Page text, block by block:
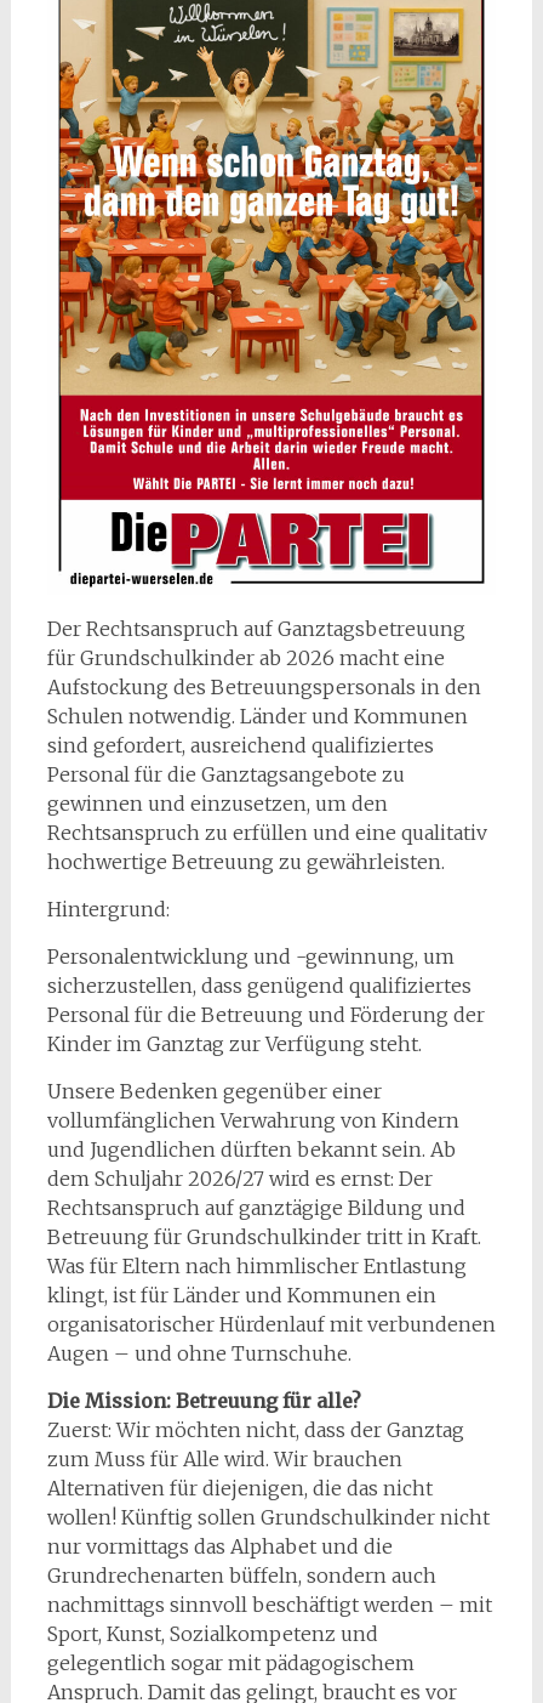
Der Rechtsanspruch auf Ganztagsbetreuung
für Grundschulkinder ab 2026 macht eine
Aufstockung des Betreuungspersonals in den
Schulen notwendig. Länder und Kommunen
sind gefordert, ausreichend qualifiziertes
Personal für die Ganztagsangebote zu
gewinnen und einzusetzen, um den
Rechtsanspruch zu erfüllen und eine qualitativ
hochwertige Betreuung zu gewährleisten.
Hintergrund:
Personalentwicklung und -gewinnung, um
sicherzustellen, dass genügend qualifiziertes
Personal für die Betreuung und Förderung der
Kinder im Ganztag zur Verfügung steht.
Unsere Bedenken gegenüber einer
vollumfänglichen Verwahrung von Kindern
und Jugendlichen dürften bekannt sein. Ab
dem Schuljahr 2026/27 wird es ernst: Der
Rechtsanspruch auf ganztägige Bildung und
Betreuung für Grundschulkinder tritt in Kraft.
Was für Eltern nach himmlischer Entlastung
klingt, ist für Länder und Kommunen ein
organisatorischer Hürdenlauf mit verbundenen
Augen – und ohne Turnschuhe.
Die Mission: Betreuung für alle?
Zuerst: Wir möchten nicht, dass der Ganztag
zum Muss für Alle wird. Wir brauchen
Alternativen für diejenigen, die das nicht
wollen! Künftig sollen Grundschulkinder nicht
nur vormittags das Alphabet und die
Grundrechenarten büffeln, sondern auch
nachmittags sinnvoll beschäftigt werden – mit
Sport, Kunst, Sozialkompetenz und
gelegentlich sogar mit pädagogischem
Anspruch. Damit das gelingt, braucht es vor